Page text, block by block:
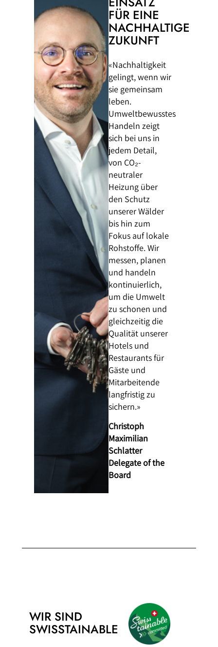
FÜR EINE
NACHHALTIGE
ZUKUNFT
«Nachhaltigkeit
gelingt, wenn wir
sie gemeinsam
leben.
Umweltbewusstes
Handeln zeigt
sich bei uns in
jedem Detail,
von CO₂-
neutraler
Heizung über
den Schutz
unserer Wälder
bis hin zum
Fokus auf lokale
Rohstoffe. Wir
messen, planen
und handeln
kontinuierlich,
um die Umwelt
zu schonen und
gleichzeitig die
Qualität unserer
Hotels und
Restaurants für
Gäste und
Mitarbeitende
langfristig zu
sichern.»
Christoph
Maximilian
Schlatter
Delegate of the
Board
WIR SIND
SWISSTAINABLE